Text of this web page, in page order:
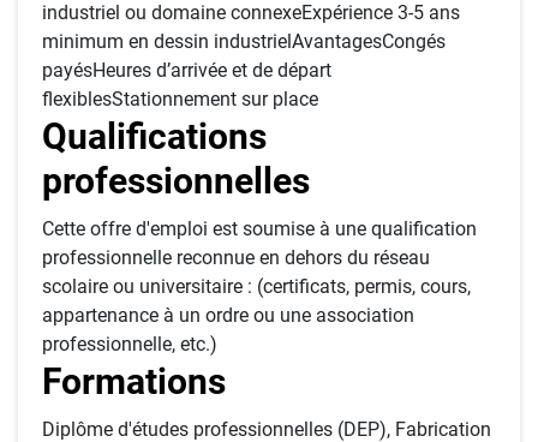
industriel ou domaine connexeExpérience 3-5 ans
minimum en dessin industrielAvantagesCongés
payésHeures d’arrivée et de départ
flexiblesStationnement sur place
Qualifications
professionnelles
Cette offre d'emploi est soumise à une qualification
professionnelle reconnue en dehors du réseau
scolaire ou universitaire : (certificats, permis, cours,
appartenance à un ordre ou une association
professionnelle, etc.)
Formations
Diplôme d'études professionnelles (DEP), Fabrication